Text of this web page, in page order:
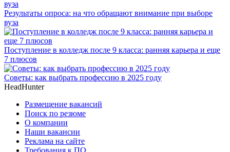
Результаты опроса: на что обращают внимание при выборе
вуза
Поступление в колледж после 9 класса: ранняя карьера и еще
7 плюсов
Советы: как выбрать профессию в 2025 году
HeadHunter
Размещение вакансий
Поиск по резюме
О компании
Наши вакансии
Реклама на сайте
Требования к ПО